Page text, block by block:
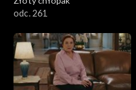
odc. 261